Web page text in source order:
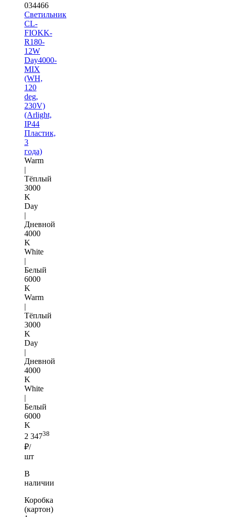
034466
Светильник
CL-
FIOKK-
R180-
12W
Day4000-
MIX
(WH,
120
deg,
230V)
(Arlight,
IP44
Пластик,
3
года)
Warm
|
Тёплый
3000
K
Day
|
Дневной
4000
K
White
|
Белый
6000
K
Warm
|
Тёплый
3000
K
Day
|
Дневной
4000
K
White
|
Белый
6000
K
2 34738
₽/
шт
В
наличии
Коробка
(картон)